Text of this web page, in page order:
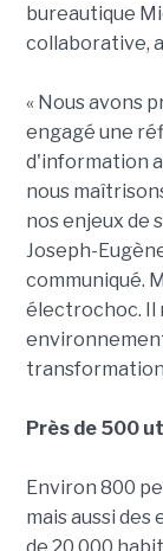
bureautique
collaborative,
« Nous avons
engagé une
d'information
nous
nos enjeux de
Joseph-
communiqué.
électrochoc. Il
Près de 500
Environ 800
mais aussi